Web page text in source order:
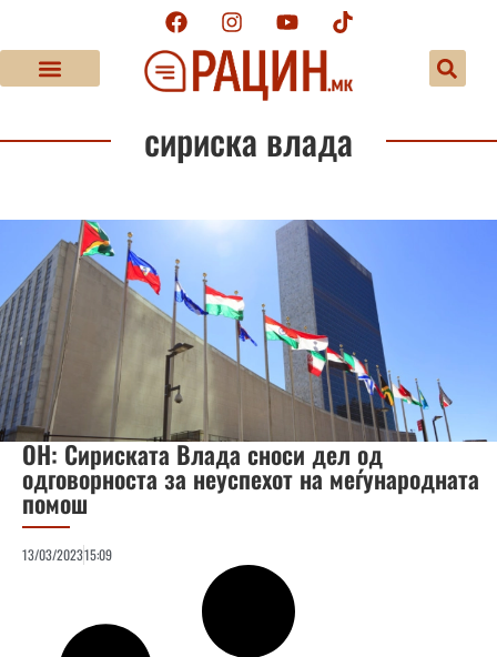
сириска влада
ОН: Сириската Влада сноси дел од
одговорноста за неуспехот на меѓународната
помош
13/03/202315:09